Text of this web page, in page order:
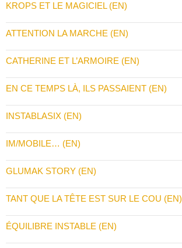
KROPS ET LE MAGICIEL (EN)
ATTENTION LA MARCHE (EN)
CATHERINE ET L’ARMOIRE (EN)
EN CE TEMPS LÀ, ILS PASSAIENT (EN)
INSTABLASIX (EN)
IM/MOBILE… (EN)
GLUMAK STORY (EN)
TANT QUE LA TÊTE EST SUR LE COU (EN)
ÉQUILIBRE INSTABLE (EN)